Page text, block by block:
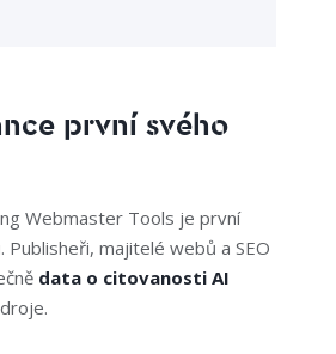
první svého
Webmaster Tools je první
majitelé webů a SEO
data o citovanosti AI